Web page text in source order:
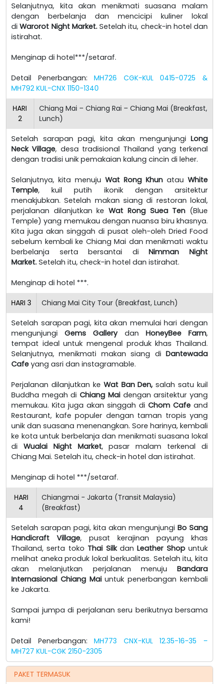
Selanjutnya, kita akan menikmati suasana malam
dengan berbelanja dan mencicipi kuliner lokal
diWarorot Night Market.Setelah itu, check-in hotel dan
istirahat.
Menginap di hotel***/setaraf.
Detail Penerbangan:MH726 CGK-KUL 0415-0725 &
MH792 KUL-CNX 1150-1340
HARI
2
Chiang Mai – Chiang Rai – Chiang Mai (Breakfast,
Lunch)
Setelah sarapan pagi, kita akan mengunjungi Long
Neck Village, desa tradisional Thailand yang terkenal
dengan tradisi unik pemakaian kalung cincin di leher.
Selanjutnya, kita menuju Wat Rong Khun atau White
Temple, kuil putih ikonik dengan arsitektur
menakjubkan. Setelah makan siang di restoran lokal,
perjalanan dilanjutkan ke Wat Rong Suea Ten (Blue
Temple) yang memukau dengan nuansa biru khasnya.
Kita juga akan singgah di pusat oleh-oleh Dried Food
sebelum kembali ke Chiang Mai dan menikmati waktu
berbelanja serta bersantai diNimman Night
Market. Setelah itu, check-in hotel dan istirahat.
Menginap di hotel ***.
HARI 3 Chiang Mai City Tour (Breakfast, Lunch)
Setelah sarapan pagi, kita akan memulai hari dengan
mengunjungiGems Gallerydan HoneyBee Farm,
tempat ideal untuk mengenal produk khas Thailand.
Selanjutnya, menikmati makan siang di Dantewada
Cafe yang asri dan instagramable.
Perjalanan dilanjutkan ke Wat Ban Den, salah satu kuil
Buddha megah diChiang Maidengan arsitektur yang
memukau. Kita juga akan singgah di Chom Cafe and
Restaurant, kafe populer dengan taman tropis yang
unik dan suasana menenangkan. Sore harinya, kembali
ke kota untuk berbelanja dan menikmati suasana lokal
di Wualai Night Market, pasar malam terkenal di
Chiang Mai. Setelah itu, check-in hotel dan istirahat.
Menginap di hotel ***/setaraf.
HARI
4
Chiangmai - Jakarta (Transit Malaysia)
(Breakfast)
Setelah sarapan pagi, kita akan mengunjungi Bo Sang
Handicraft Village, pusat kerajinan payung khas
Thailand, serta toko Thai SilkdanLeather Shopuntuk
melihat aneka produk lokal berkualitas. Setelah itu, kita
akan melanjutkan perjalanan menuju Bandara
Internasional Chiang Maiuntuk penerbangan kembali
ke Jakarta.
Sampai jumpa di perjalanan seru berikutnya bersama
kami!
Detail Penerbangan:MH773 CNX-KUL 12.35-16-35 –
MH727 KUL-CGK 2150-2305
PAKET TERMASUK